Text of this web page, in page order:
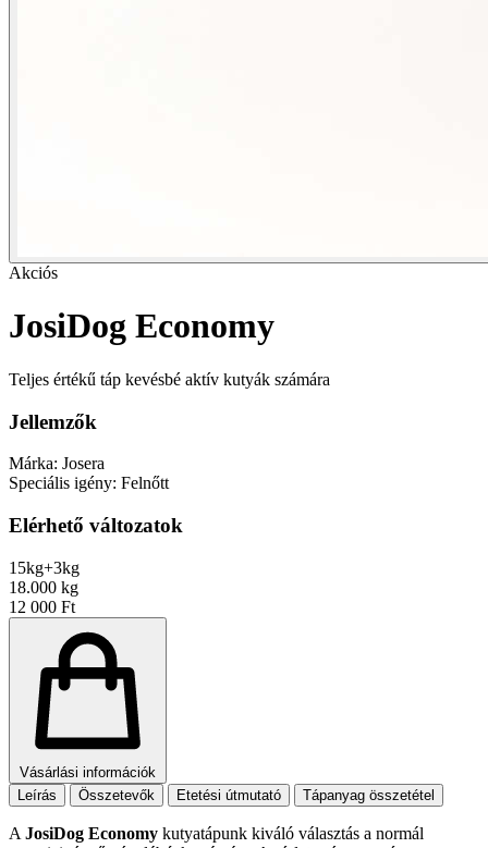
Akciós
JosiDog Economy
Teljes értékű táp kevésbé aktív kutyák számára
Jellemzők
Márka: Josera
Speciális igény: Felnőtt
Elérhető változatok
15kg+3kg
18.000 kg
12 000 Ft
Vásárlási információk
Leírás
Összetevők Etetési útmutató Tápanyag összetétel
A JosiDog Economy kutyatápunk kiváló választás a normál